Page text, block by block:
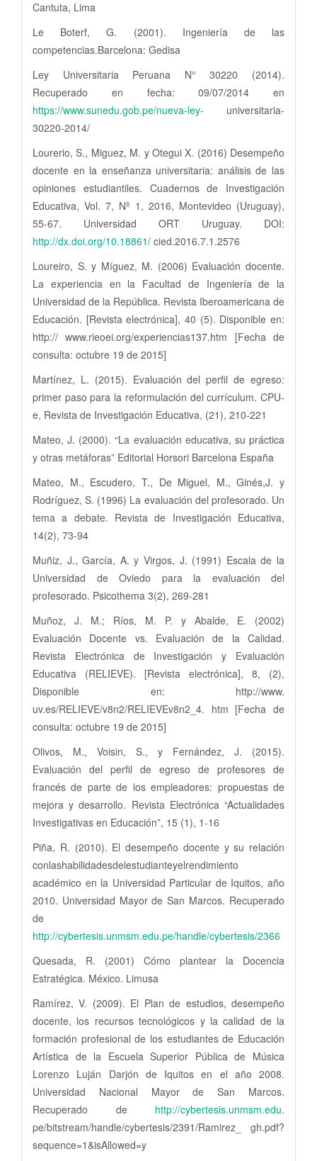
Cantuta, Lima
Le Boterf, G. (2001). Ingeniería de las
competencias.Barcelona: Gedisa
Ley Universitaria Peruana N° 30220 (2014).
Recuperado en fecha: 09/07/2014 en
https://www.sunedu.gob.pe/nueva-ley- universitaria-
30220-2014/
Lourerio, S., Miguez, M. y Otegui X. (2016) Desempeño
docente en la enseñanza universitaria: análisis de las
opiniones estudiantiles. Cuadernos de Investigación
Educativa, Vol. 7, Nº 1, 2016, Montevideo (Uruguay),
55-67. Universidad ORT Uruguay. DOI:
http://dx.doi.org/10.18861/ cied.2016.7.1.2576
Loureiro, S. y Míguez, M. (2006) Evaluación docente.
La experiencia en la Facultad de Ingeniería de la
Universidad de la República. Revista Iberoamericana de
Educación. [Revista electrónica], 40 (5). Disponible en:
http:// www.rieoei.org/experiencias137.htm [Fecha de
consulta: octubre 19 de 2015]
Martínez, L. (2015). Evaluación del perfil de egreso:
primer paso para la reformulación del currículum. CPU-
e, Revista de Investigación Educativa, (21), 210-221
Mateo, J. (2000). “La evaluación educativa, su práctica
y otras metáforas” Editorial Horsori Barcelona España
Mateo, M., Escudero, T., De Miguel, M., Ginés,J. y
Rodríguez, S. (1996) La evaluación del profesorado. Un
tema a debate. Revista de Investigación Educativa,
14(2), 73-94
Muñiz, J., García, A. y Virgos, J. (1991) Escala de la
Universidad de Oviedo para la evaluación del
profesorado. Psicothema 3(2), 269-281
Muñoz, J. M.; Ríos, M. P. y Abalde, E. (2002)
Evaluación Docente vs. Evaluación de la Calidad.
Revista Electrónica de Investigación y Evaluación
Educativa (RELIEVE). [Revista electrónica], 8, (2),
Disponible en: http://www.
uv.es/RELIEVE/v8n2/RELIEVEv8n2_4. htm [Fecha de
consulta: octubre 19 de 2015]
Olivos, M., Voisin, S., y Fernández, J. (2015).
Evaluación del perfil de egreso de profesores de
francés de parte de los empleadores: propuestas de
mejora y desarrollo. Revista Electrónica “Actualidades
Investigativas en Educación”, 15 (1), 1-16
Piña, R. (2010). El desempeño docente y su relación
conlashabilidadesdelestudianteyelrendimiento
académico en la Universidad Particular de Iquitos, año
2010. Universidad Mayor de San Marcos. Recuperado
de
http://cybertesis.unmsm.edu.pe/handle/cybertesis/2366
Quesada, R. (2001) Cómo plantear la Docencia
Estratégica. México. Limusa
Ramírez, V. (2009). El Plan de estudios, desempeño
docente, los recursos tecnológicos y la calidad de la
formación profesional de los estudiantes de Educación
Artística de la Escuela Superior Pública de Música
Lorenzo Luján Darjón de Iquitos en el año 2008.
Universidad Nacional Mayor de San Marcos.
Recuperado de http://cybertesis.unmsm.edu.
pe/bitstream/handle/cybertesis/2391/Ramirez_ gh.pdf?
sequence=1&isAllowed=y